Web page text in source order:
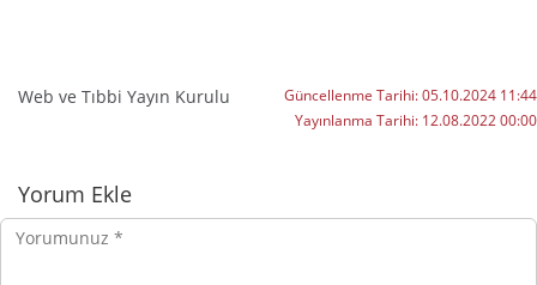
Web ve Tıbbi Yayın Kurulu Güncellenme Tarihi:05.10.2024 11:44
Yayınlanma Tarihi: 12.08.2022 00:00
Yorumlar
Yorum Ekle
Yorumunuz